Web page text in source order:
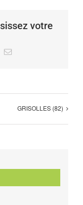
votre
Email
GRISOLLES (82)